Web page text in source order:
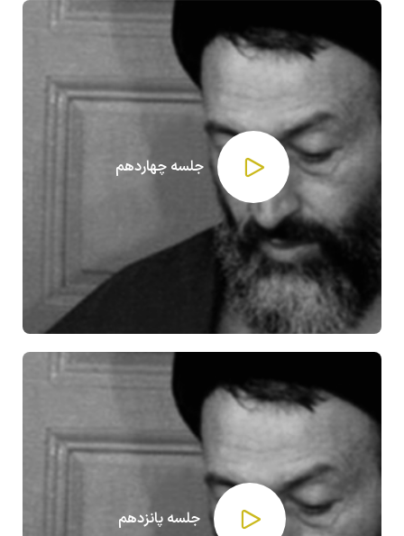
جلسه چهاردهم
جلسه پانزدهم